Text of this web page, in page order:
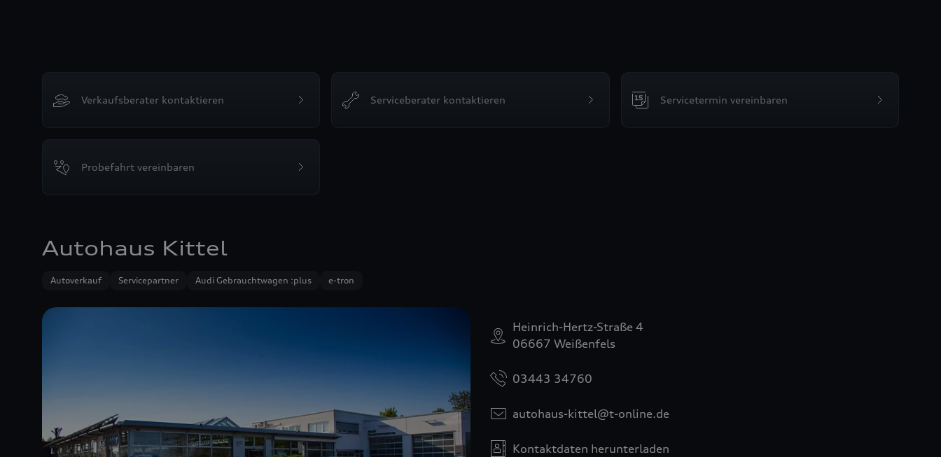
Verkaufsberater kontaktieren Serviceberater kontaktieren Servicetermin vereinbaren
Probefahrt vereinbaren
Autohaus Kittel
Autoverkauf Servicepartner Audi Gebrauchtwagen :plus e-tron
Heinrich-Hertz-Straße 4
06667 Weißenfels
03443 34760
autohaus-kittel@t-online.de
Kontaktdaten herunterladen